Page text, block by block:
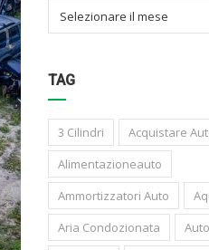
Selezionare il mese
TAG
3 Cilindri
Acquistare
Alimentazioneauto
Ammortizzatori Auto
Aria Condozionata